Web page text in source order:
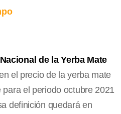
de la Yerba Mate
el precio de la yerba mate
el periodo octubre 2021
definición quedará en